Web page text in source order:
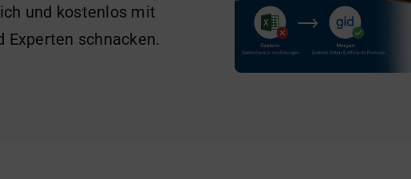
und kostenlos mit
Experten schnacken.